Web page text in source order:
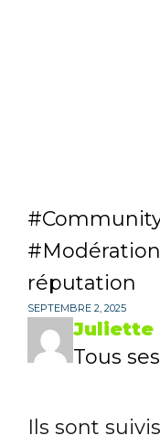
Modération
réputation
SEPTEMBRE 2, 2025
Juliette
Tous
Ils sont